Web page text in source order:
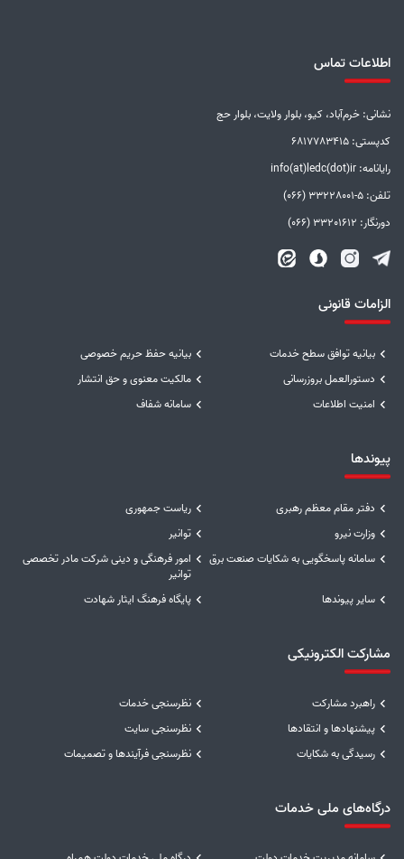
اطلاعات تماس
نشانی: خرم‌آباد، کیو، بلوار ولایت، بلوار حج
کدپستی: 6817783415
رایانامه: info(at)ledc(dot)ir
تلفن: 5-33228001 (066)
دورنگار: 33201612 (066)
الزامات قانونی
بیانیه توافق سطح خدمات
بیانیه حفظ حریم خصوصی
دستورالعمل بروزرسانی
مالکیت معنوی و حق انتشار
امنیت اطلاعات
سامانه شفاف
پیوندها
دفتر مقام معظم رهبری
ریاست جمهوری
وزارت نیرو
توانیر
سامانه پاسخگویی به شکایات صنعت برق
امور فرهنگی و دینی شرکت مادر تخصصی
توانیر
سایر پیوندها
پایگاه فرهنگ ایثار شهادت
مشارکت الکترونیکی
راهبرد مشارکت
نظرسنجی خدمات
پیشنهادها و انتقادها
نظرسنجی سایت
رسیدگی به شکایات
نظرسنجی فرآیندها و تصمیمات
درگاه‌های ملی خدمات